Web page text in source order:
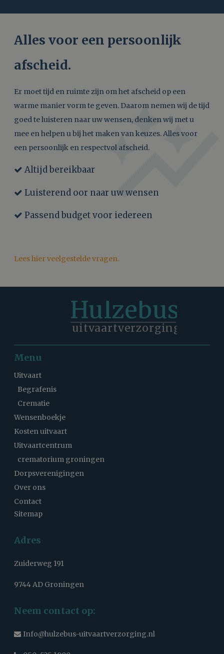
Alles voor een persoonlijk
afscheid.
Er moet tijd en ruimte zijn om het afscheid op een
warme manier vorm te geven. Daarom nemen wij de tijd
goed te luisteren naar uw wensen, denken wij met u
mee en helpen u bij het maken van keuzes. Alles voor
een persoonlijk en respectvol afscheid.
Altijd bereikbaar
Luisterend oor naar uw wensen
Passend budget voor iedereen
Lees hier veelgestelde vragen.
auto_graph
Hulzebus
uitvaartverzorging
Menu
Uitvaart
Begrafenis
Crematie
Wensenboekje
Kosten uitvaart
Uitvaartcentrum
crematorium groningen
Dorpsverenigingen
Over ons
Contact
Sitemap
Adres
Zuiderweg 191
9744 AD Groningen
Neem contact op:
Info@hulzebus-uitvaartverzorging.nl